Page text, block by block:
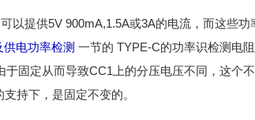
以提供5V 900mA,1.5A或3A的电流，而这些
电功率检测 一节的 TYPE-C的功率识检测电
于固定从而导致CC1上的分压电压不同，这个
持下，是固定不变的。